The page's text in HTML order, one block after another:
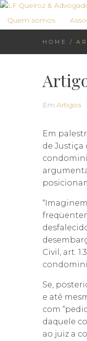
Ir
Quem somos
HOME /
Em Artigos
Em
de Justiça
Civil, art.
Se,
e até
com
daquele
ao juiz a